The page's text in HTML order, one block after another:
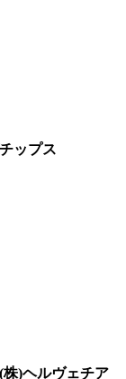
ップス
(株)ヘルヴェチア